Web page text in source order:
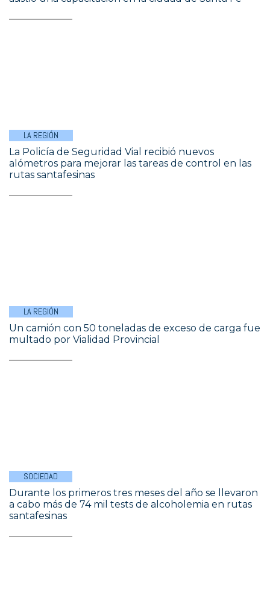
LA REGIÓN
La Policía de Seguridad Vial recibió nuevos
alómetros para mejorar las tareas de control en las
rutas santafesinas
LA REGIÓN
Un camión con 50 toneladas de exceso de carga fue
multado por Vialidad Provincial
SOCIEDAD
Durante los primeros tres meses del año se llevaron
a cabo más de 74 mil tests de alcoholemia en rutas
santafesinas